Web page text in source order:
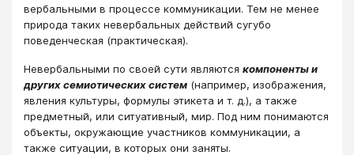
вербальными в процессе коммуникации. Тем не менее
природа таких невербальных действий сугубо
поведенческая (практическая).
Невербальными по своей сути являются компоненты и
других семиотических систем (например, изображения,
явления культуры, формулы этикета и т. д.), а также
предметный, или ситуативный, мир. Под ним понимаются
объекты, окружающие участников коммуникации, а
также ситуации, в которых они заняты.